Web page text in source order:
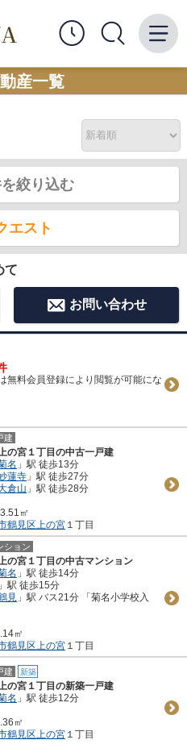
産一覧
絞り込む
エスト
て
お問い合わせ
無料会員登録により閲覧が可能にな
建
の宮１丁目の中古一戸建
名 」駅 徒歩13分
蓮寺 」駅 徒歩27分
倉山 」駅 徒歩28分
㎡
鶴見区上の宮 １丁目
ション
の宮１丁目の中古マンション
名 」駅 徒歩14分
」駅 徒歩15分
見 」駅 バス21分 「菊名小学校入
㎡
鶴見区上の宮 １丁目
建 新築
の宮１丁目の新築一戸建
名 」駅 徒歩12分
㎡
鶴見区上の宮 １丁目